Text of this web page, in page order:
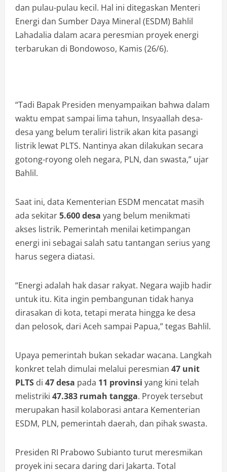
dan pulau-pulau kecil. Hal ini ditegaskan Menteri
Energi dan Sumber Daya Mineral (ESDM) Bahlil
Lahadalia dalam acara peresmian proyek energi
terbarukan di Bondowoso, Kamis (26/6).
“Tadi Bapak Presiden menyampaikan bahwa dalam
waktu empat sampai lima tahun, Insyaallah desa-
desa yang belum teraliri listrik akan kita pasangi
listrik lewat PLTS. Nantinya akan dilakukan secara
gotong-royong oleh negara, PLN, dan swasta,” ujar
Bahlil.
Saat ini, data Kementerian ESDM mencatat masih
ada sekitar5.600 desa yang belum menikmati
akses listrik. Pemerintah menilai ketimpangan
energi ini sebagai salah satu tantangan serius yang
harus segera diatasi.
“Energi adalah hak dasar rakyat. Negara wajib hadir
untuk itu. Kita ingin pembangunan tidak hanya
dirasakan di kota, tetapi merata hingga ke desa
dan pelosok, dari Aceh sampai Papua,” tegas Bahlil.
Upaya pemerintah bukan sekadar wacana. Langkah
konkret telah dimulai melalui peresmian 47 unit
PLTS di 47 desa pada 11 provinsi yang kini telah
melistriki 47.383 rumah tangga. Proyek tersebut
merupakan hasil kolaborasi antara Kementerian
ESDM, PLN, pemerintah daerah, dan pihak swasta.
Presiden RI Prabowo Subianto turut meresmikan
proyek ini secara daring dari Jakarta. Total